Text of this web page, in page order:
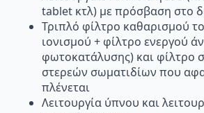
tablet κτλ) με πρόσβαση στο
Τριπλό φίλτρο καθαρισμού
ιονισμού + φίλτρο ενεργού
φωτοκατάλυσης) και φίλτρο
στερεών σωματιδίων που
πλένεται
Λειτουργία ύπνου και